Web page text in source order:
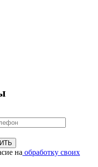
на обработку своих